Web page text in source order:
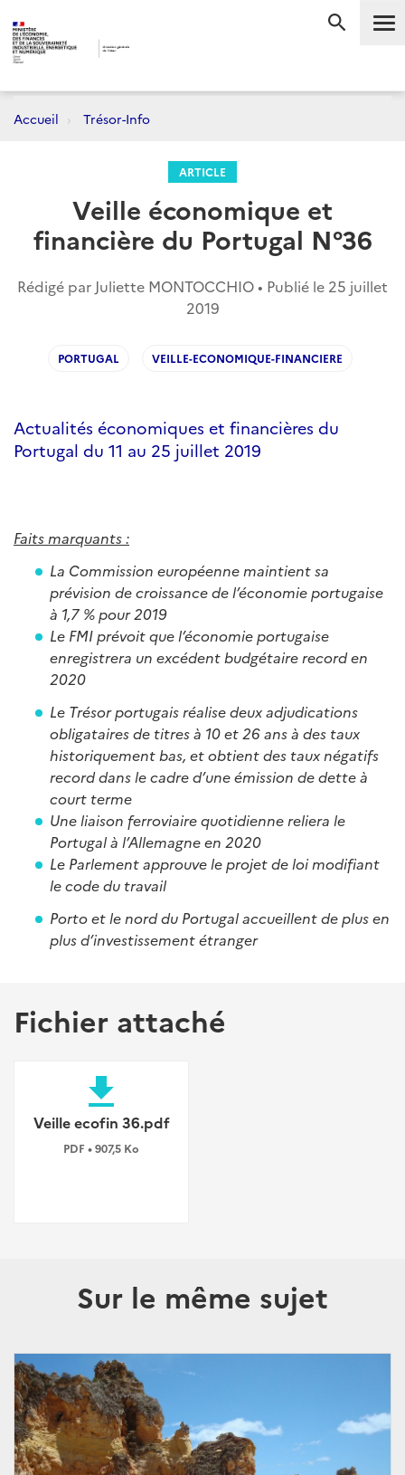
Accueil Trésor-Info
ARTICLE
Veille économique et
financière du Portugal N°36
Rédigé par Juliette MONTOCCHIO • Publié le 25 juillet
2019
PORTUGAL VEILLE-ECONOMIQUE-FINANCIERE
Actualités économiques et financières du
Portugal du 11 au 25 juillet 2019
Faits marquants :
La Commission européenne maintient sa
prévision de croissance de l’économie portugaise
à 1,7 % pour 2019
Le FMI prévoit que l’économie portugaise
enregistrera un excédent budgétaire record en
2020
Le Trésor portugais réalise deux adjudications
obligataires de titres à 10 et 26 ans à des taux
historiquement bas, et obtient des taux négatifs
record dans le cadre d’une émission de dette à
court terme
Une liaison ferroviaire quotidienne reliera le
Portugal à l’Allemagne en 2020
Le Parlement approuve le projet de loi modifiant
le code du travail
Porto et le nord du Portugal accueillent de plus en
plus d’investissement étranger
Fichier attaché
file_download
Veille ecofin 36.pdf
PDF • 907,5 Ko
Sur le même sujet